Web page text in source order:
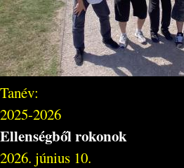
Tanév:
2025-2026
Ellenségből rokonok
2026. június 10.